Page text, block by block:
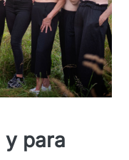
y para